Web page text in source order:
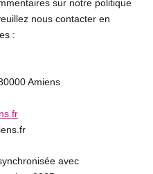
sur notre politique
nous contacter en
:
Amiens
avec